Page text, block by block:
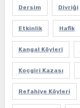
Dersim Divriği
Etkinlik Hafik
Kangal Köyleri
Koçgiri Kazası
Refahiye Köyleri